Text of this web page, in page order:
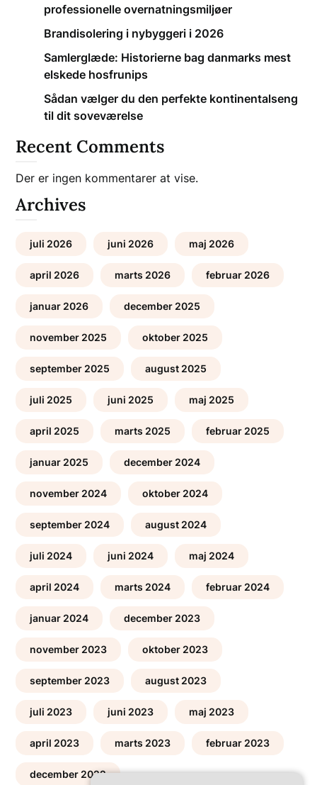
professionelle overnatningsmiljøer
Brandisolering i nybyggeri i 2026
Samlerglæde: Historierne bag danmarks mest
elskede hosfrunips
Sådan vælger du den perfekte kontinentalseng
til dit soveværelse
Recent Comments
Der er ingen kommentarer at vise.
Archives
juli 2026 juni 2026 maj 2026
april 2026 marts 2026 februar 2026
januar 2026 december 2025
november 2025 oktober 2025
september 2025 august 2025
juli 2025 juni 2025 maj 2025
april 2025 marts 2025 februar 2025
januar 2025 december 2024
november 2024 oktober 2024
september 2024 august 2024
juli 2024 juni 2024 maj 2024
april 2024 marts 2024 februar 2024
januar 2024 december 2023
november 2023 oktober 2023
september 2023 august 2023
juli 2023 juni 2023 maj 2023
april 2023 marts 2023 februar 2023
december 2022